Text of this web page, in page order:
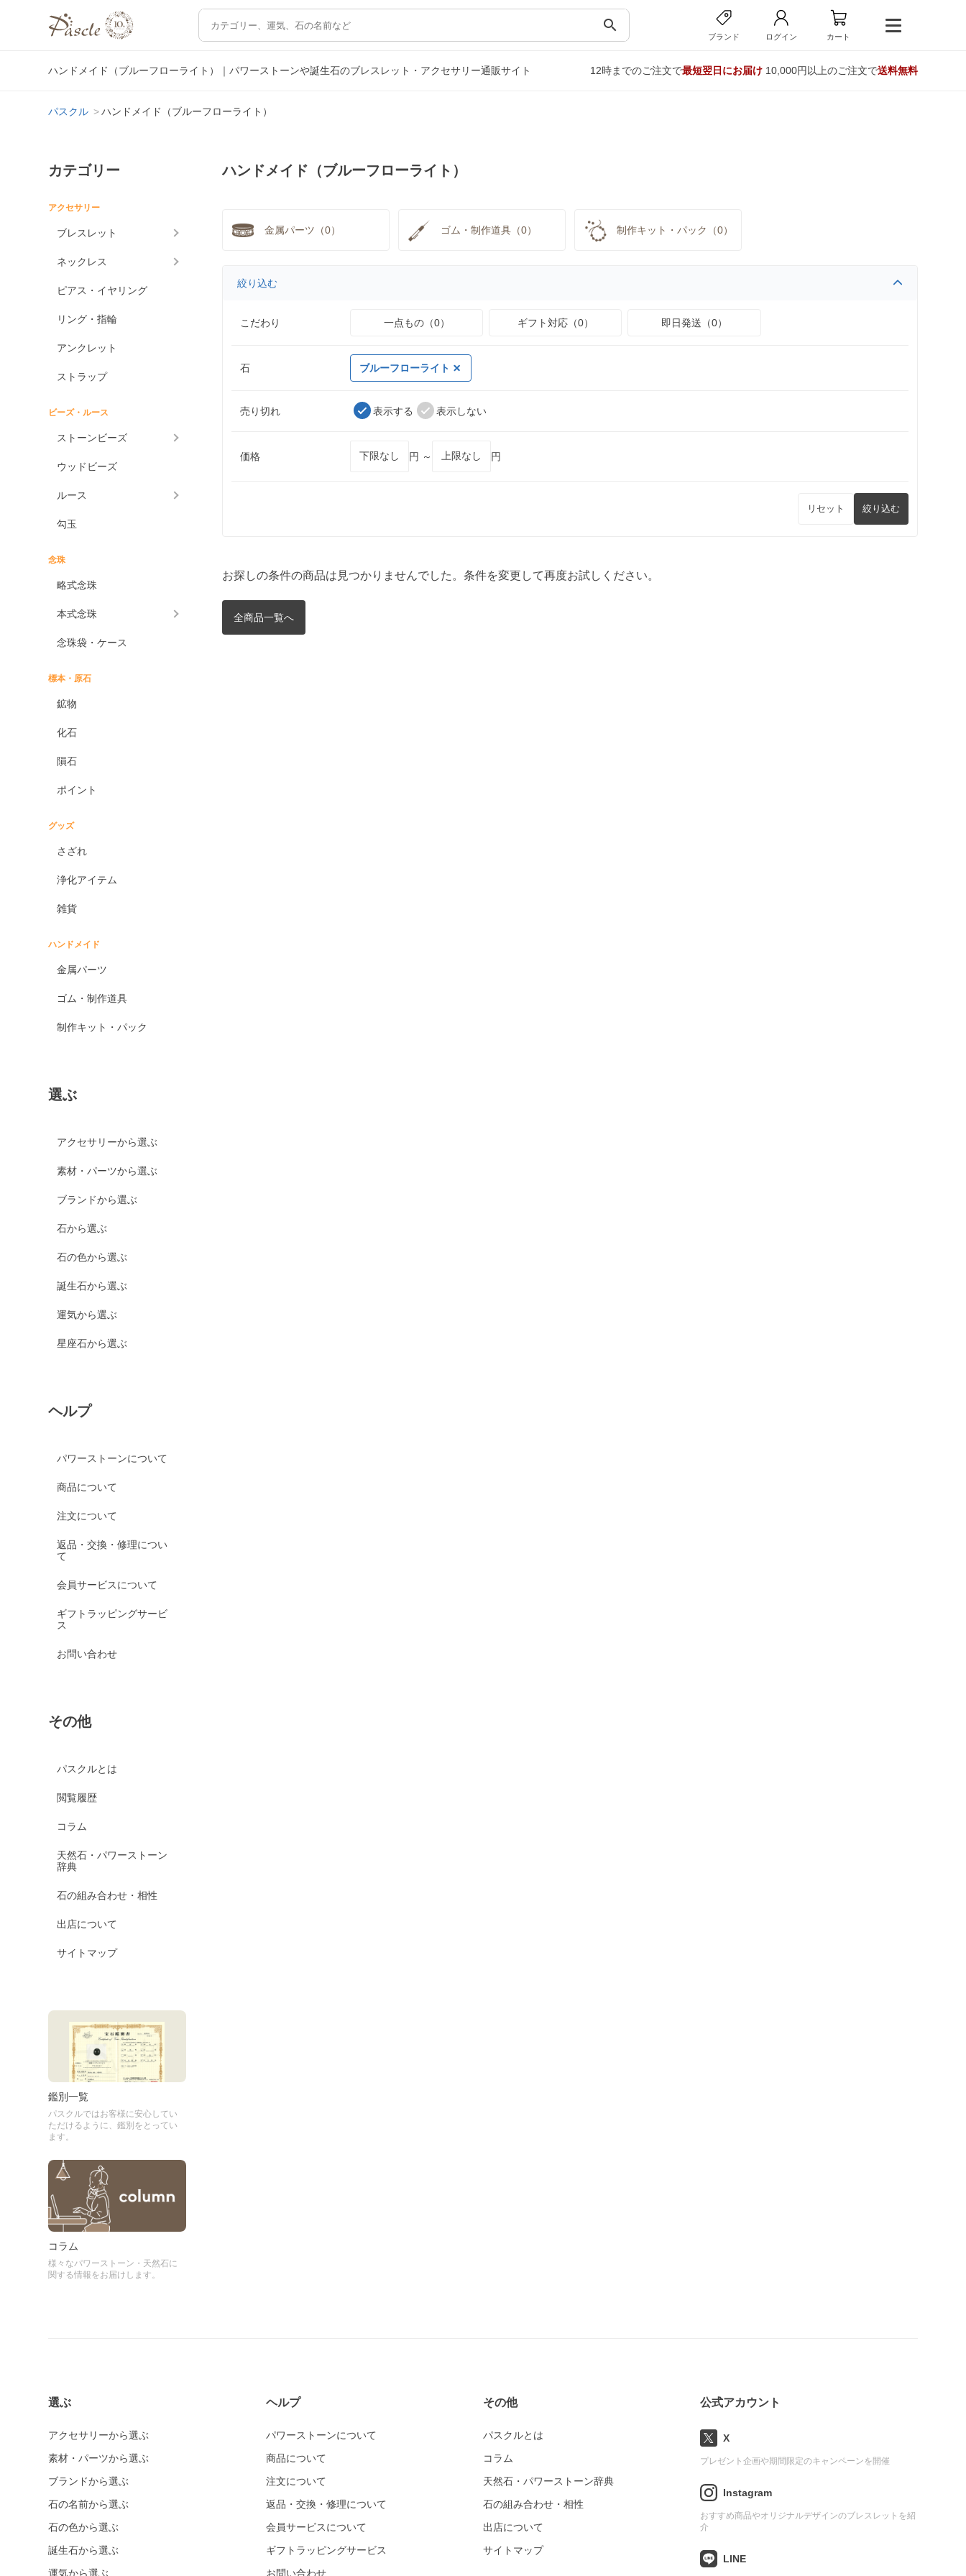
search
ブランド ログイン カート
ハンドメイド（ブルーフローライト）｜パワーストーンや誕生石のブレスレット・アクセサリー通販サイト 12時までのご注文で最短翌日にお届け10,000円以上のご注文で送料無料
パスクル ハンドメイド（ブルーフローライト）
カテゴリー
アクセサリー
ブレスレット
ネックレス
ピアス・イヤリング
リング・指輪
アンクレット
ストラップ
ビーズ・ルース
ストーンビーズ
ウッドビーズ
ルース
勾玉
念珠
略式念珠
本式念珠
念珠袋・ケース
標本・原石
鉱物
化石
隕石
ポイント
グッズ
さざれ
浄化アイテム
雑貨
ハンドメイド
金属パーツ
ゴム・制作道具
制作キット・パック
選ぶ
アクセサリーから選ぶ
素材・パーツから選ぶ
ブランドから選ぶ
石から選ぶ
石の色から選ぶ
誕生石から選ぶ
運気から選ぶ
星座石から選ぶ
ヘルプ
パワーストーンについて
商品について
注文について
返品・交換・修理につい
て
会員サービスについて
ギフトラッピングサービ
ス
お問い合わせ
その他
パスクルとは
閲覧履歴
コラム
天然石・パワーストーン
辞典
石の組み合わせ・相性
出店について
サイトマップ
鑑別一覧
パスクルではお客様に安心してい
ただけるように、鑑別をとってい
ます。
コラム
様々なパワーストーン・天然石に
関する情報をお届けします。
ハンドメイド（ブルーフローライト）
金属パーツ（0） ゴム・制作道具（0） 制作キット・パック（0）
絞り込む
こだわり 一点もの（0） ギフト対応（0） 即日発送（0）
石 ブルーフローライト
売り切れ 表示する 表示しない
価格 円 ～ 円
リセット 絞り込む
お探しの条件の商品は見つかりませんでした。条件を変更して再度お試しください。
全商品一覧へ
選ぶ
アクセサリーから選ぶ
素材・パーツから選ぶ
ブランドから選ぶ
石の名前から選ぶ
石の色から選ぶ
誕生石から選ぶ
運気から選ぶ
ヘルプ
パワーストーンについて
商品について
注文について
返品・交換・修理について
会員サービスについて
ギフトラッピングサービス
お問い合わせ
その他
パスクルとは
コラム
天然石・パワーストーン辞典
石の組み合わせ・相性
出店について
サイトマップ
公式アカウント
X
プレゼント企画や期間限定のキャンペーンを開催
Instagram
おすすめ商品やオリジナルデザインのブレスレットを紹
介
LINE